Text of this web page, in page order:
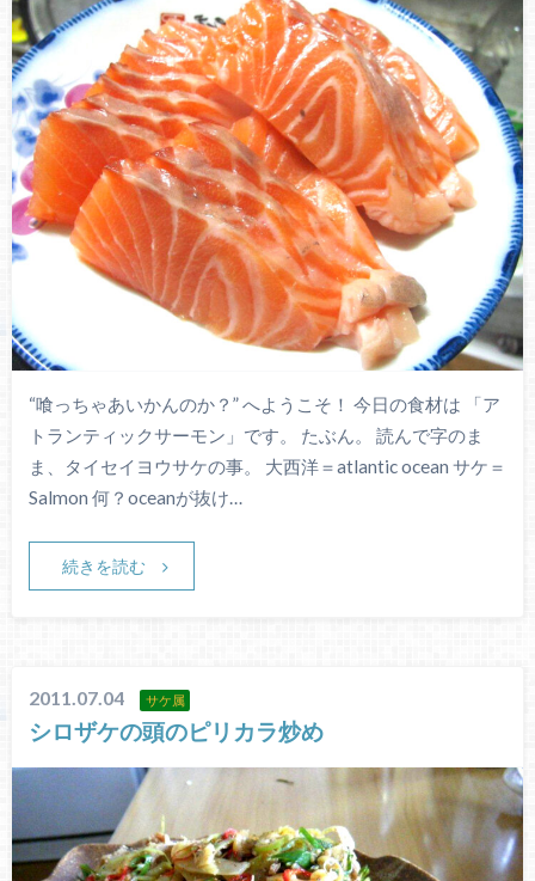
“喰っちゃあいかんのか？” へようこそ！ 今日の食材は 「ア
トランティックサーモン」です。 たぶん。 読んで字のま
ま、タイセイヨウサケの事。 大西洋＝atlantic ocean サケ＝
Salmon 何？oceanが抜け…
続きを読む
2011.07.04 サケ属
シロザケの頭のピリカラ炒め